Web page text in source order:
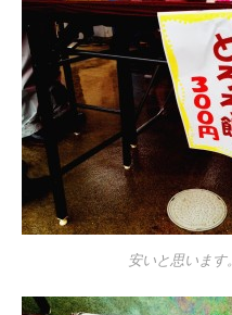
安いと思います。